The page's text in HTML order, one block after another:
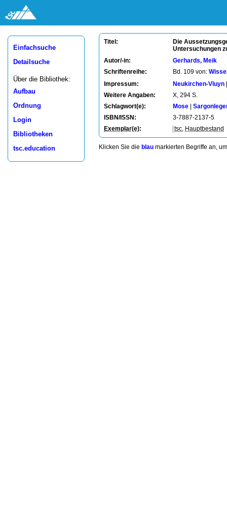
Einfachsuche
Detailsuche
Über die Bibliothek:
Aufbau
Ordnung
Login
Bibliotheken
tsc.education
Titel:
Die
Untersuchungen
Autor/-in:
Gerhards, Meik
Schriftenreihe:
Bd. 109 von:
Impressum:
Neukirchen-Vluyn
Weitere Angaben:
X, 294 S.
Schlagwort(e):
Mose
ISBN/ISSN:
3-7887-2137-5
Exemplar(e): tsc Hauptbestand
Klicken Sie die blau markierten Begriffe an,